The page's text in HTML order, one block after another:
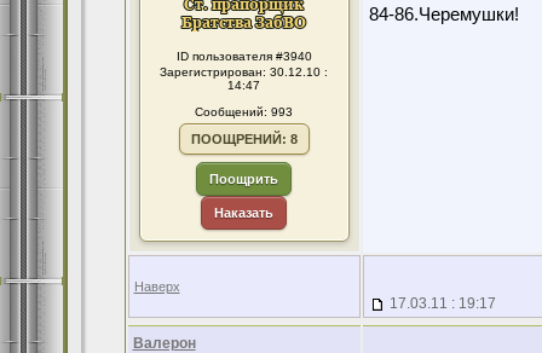
ID пользователя #3940
Зарегистрирован: 30.12.10 :
14:47
Сообщений: 993
ПООЩРЕНИЙ: 8
Поощрить
Наказать
84-86.Черемушки!
Наверх
17.03.11 : 19:17
Валерон